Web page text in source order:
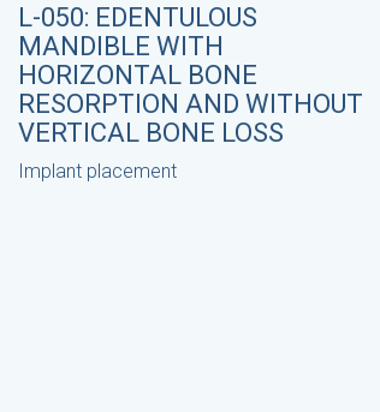
L-050: EDENTULOUS
MANDIBLE WITH
HORIZONTAL BONE
RESORPTION AND WITHOUT
VERTICAL BONE LOSS
Implant placement